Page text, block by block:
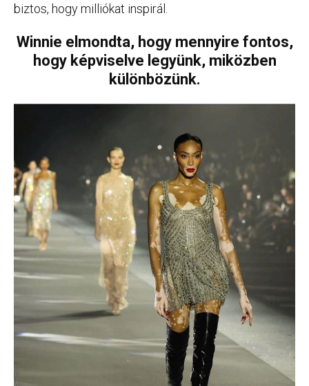
biztos, hogy milliókat inspirál.
Winnie elmondta, hogy mennyire fontos,
hogy képviselve legyünk, miközben
különbözünk.